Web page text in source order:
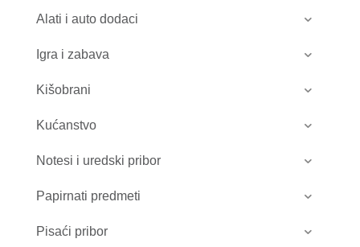
Alati i auto dodaci
Igra i zabava
Kišobrani
Kućanstvo
Notesi i uredski pribor
Papirnati predmeti
Pisaći pribor
do